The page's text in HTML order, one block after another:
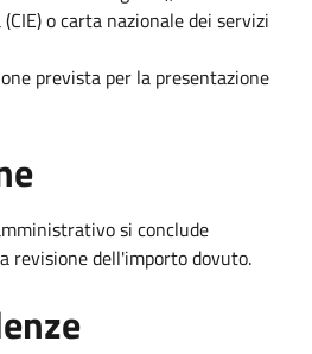
o carta nazionale dei servizi
prevista per la presentazione
si conclude
revisione dell'importo dovuto.